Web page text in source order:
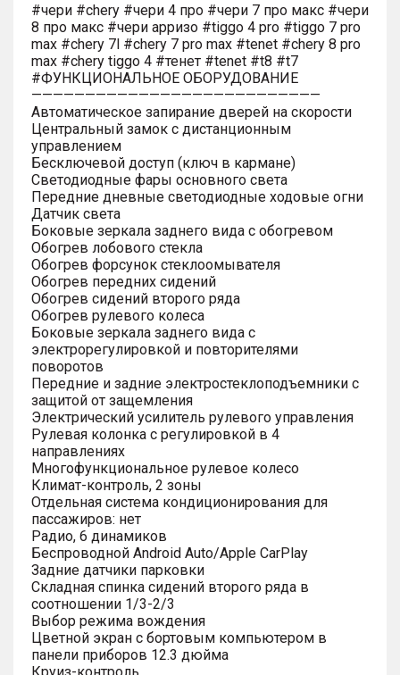
#чери #chery #чери 4 про #чери 7 про макс #чери
8 про макс #чери арризо #tiggo 4 pro #tiggo 7 pro
max #chery 7l #chery 7 pro max #tenet #chery 8 pro
max #chery tiggo 4 #тенет #tenet #t8 #t7
#ФУНКЦИОНАЛЬНОЕ ОБОРУДОВАНИЕ
———————————————————————————
Автоматическое запирание дверей на скорости
Центральный замок с дистанционным
управлением
Бесключевой доступ (ключ в кармане)
Светодиодные фары основного света
Передние дневные светодиодные ходовые огни
Датчик света
Боковые зеркала заднего вида с обогревом
Обогрев лобового стекла
Обогрев форсунок стеклоомывателя
Обогрев передних сидений
Обогрев сидений второго ряда
Обогрев рулевого колеса
Боковые зеркала заднего вида с
электрорегулировкой и повторителями
поворотов
Передние и задние электростеклоподъемники с
защитой от защемления
Электрический усилитель рулевого управления
Рулевая колонка с регулировкой в 4
направлениях
Многофункциональное рулевое колесо
Климат-контроль, 2 зоны
Отдельная система кондиционирования для
пассажиров: нет
Радио, 6 динамиков
Беспроводной Android Auto/Apple CarPlay
Задние датчики парковки
Складная спинка сидений второго ряда в
соотношении 1/3-2/3
Выбор режима вождения
Цветной экран с бортовым компьютером в
панели приборов 12.3 дюйма
Круиз-контроль